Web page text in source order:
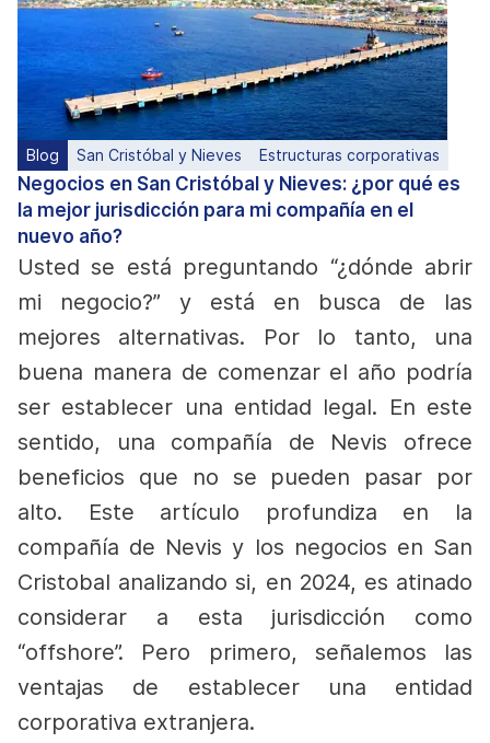
Blog San Cristóbal y Nieves Estructuras corporativas
Negocios en San Cristóbal y Nieves: ¿por qué es
la mejor jurisdicción para mi compañía en el
nuevo año?
Usted se está preguntando “¿dónde abrir
mi negocio?” y está en busca de las
mejores alternativas. Por lo tanto, una
buena manera de comenzar el año podría
ser establecer una entidad legal. En este
sentido, una compañía de Nevis ofrece
beneficios que no se pueden pasar por
alto. Este artículo profundiza en la
compañía de Nevis y los negocios en San
Cristobal analizando si, en 2024, es atinado
considerar a esta jurisdicción como
“offshore”. Pero primero, señalemos las
ventajas de establecer una entidad
corporativa extranjera.